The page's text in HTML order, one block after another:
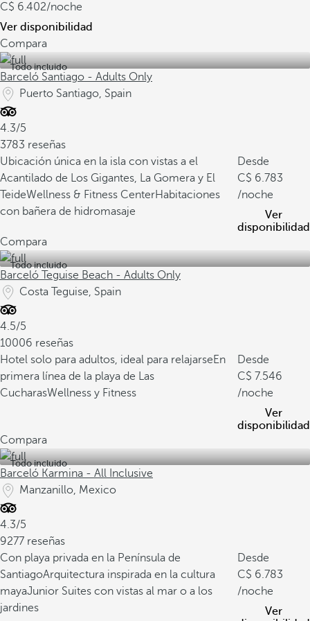
6.402/noche
Ver disponibilidad
Compara
Todo incluido
Barceló Santiago - Adults Only
Puerto Santiago, Spain
4.3/5
3783 reseñas
Ubicación única en la isla con vistas a el
Acantilado de Los Gigantes, La Gomera y El
TeideWellness & Fitness CenterHabitaciones
con bañera de hidromasaje
Desde
6.783
/noche
Ver
disponibilidad
Compara
Todo incluido
Barceló Teguise Beach - Adults Only
Costa Teguise, Spain
4.5/5
10006 reseñas
Hotel solo para adultos, ideal para relajarseEn
primera línea de la playa de Las
CucharasWellness y Fitness
Desde
7.546
/noche
Ver
disponibilidad
Compara
Todo incluido
Barceló Karmina - All Inclusive
Manzanillo, Mexico
4.3/5
9277 reseñas
Con playa privada en la Península de
SantiagoArquitectura inspirada en la cultura
mayaJunior Suites con vistas al mar o a los
jardines
Desde
6.783
/noche
Ver